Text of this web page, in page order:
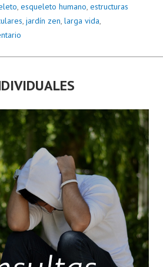
esqueleto humano estructuras
jardín zen larga vida